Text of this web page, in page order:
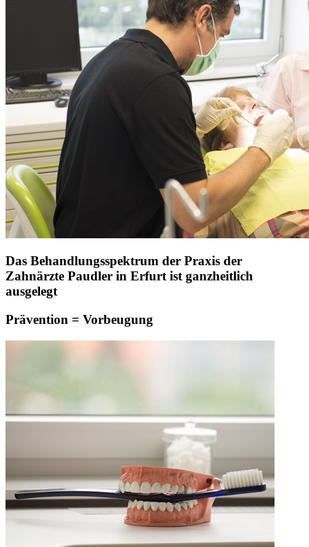
Das Behandlungsspektrum der Praxis der
Zahnärzte Paudler in Erfurt ist ganzheitlich
ausgelegt
Prävention = Vorbeugung